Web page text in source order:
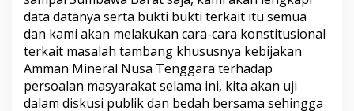
data datanya serta bukti bukti terkait itu semua
dan kami akan melakukan cara-cara konstitusional
terkait masalah tambang khususnya kebijakan
Amman Mineral Nusa Tenggara terhadap
persoalan masyarakat selama ini, kita akan uji
dalam diskusi publik dan bedah bersama sehingga